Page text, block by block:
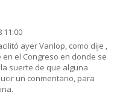
11:00
ayer Vanlop, como dije ,
el Congreso en donde se
suerte de que alguna
un conmentario, para